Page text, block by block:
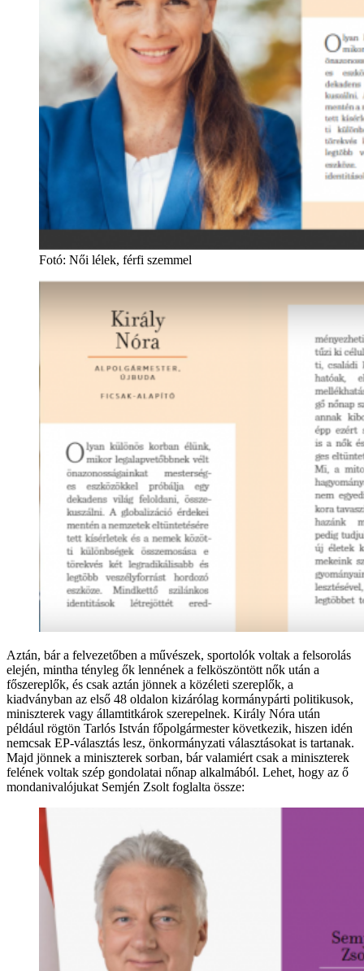
Fotó: Női lélek, férfi szemmel
Aztán, bár a felvezetőben a művészek, sportolók voltak a felsorolás
elején, mintha tényleg ők lennének a felköszöntött nők után a
főszereplők, és csak aztán jönnek a közéleti szereplők, a
kiadványban az első 48 oldalon kizárólag kormánypárti politikusok,
miniszterek vagy államtitkárok szerepelnek. Király Nóra után
például rögtön Tarlós István főpolgármester következik, hiszen idén
nemcsak EP-választás lesz, önkormányzati választásokat is tartanak.
Majd jönnek a miniszterek sorban, bár valamiért csak a miniszterek
felének voltak szép gondolatai nőnap alkalmából. Lehet, hogy az ő
mondanivalójukat Semjén Zsolt foglalta össze: